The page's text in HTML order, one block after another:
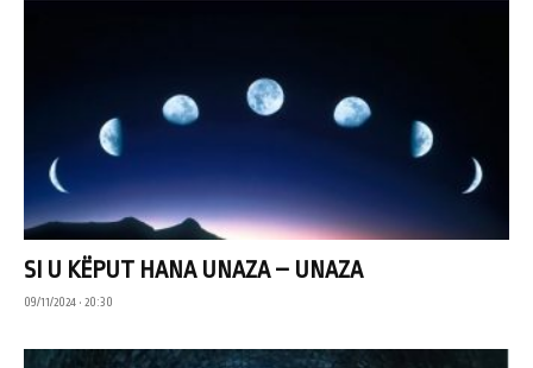
SI U KËPUT HANA UNAZA – UNAZA
09/11/2024 • 20:30